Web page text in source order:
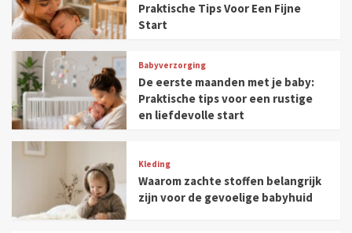
Praktische Tips Voor Een Fijne
Start
Babyverzorging
De eerste maanden met je baby:
Praktische tips voor een rustige
en liefdevolle start
Kleding
Waarom zachte stoffen belangrijk
zijn voor de gevoelige babyhuid